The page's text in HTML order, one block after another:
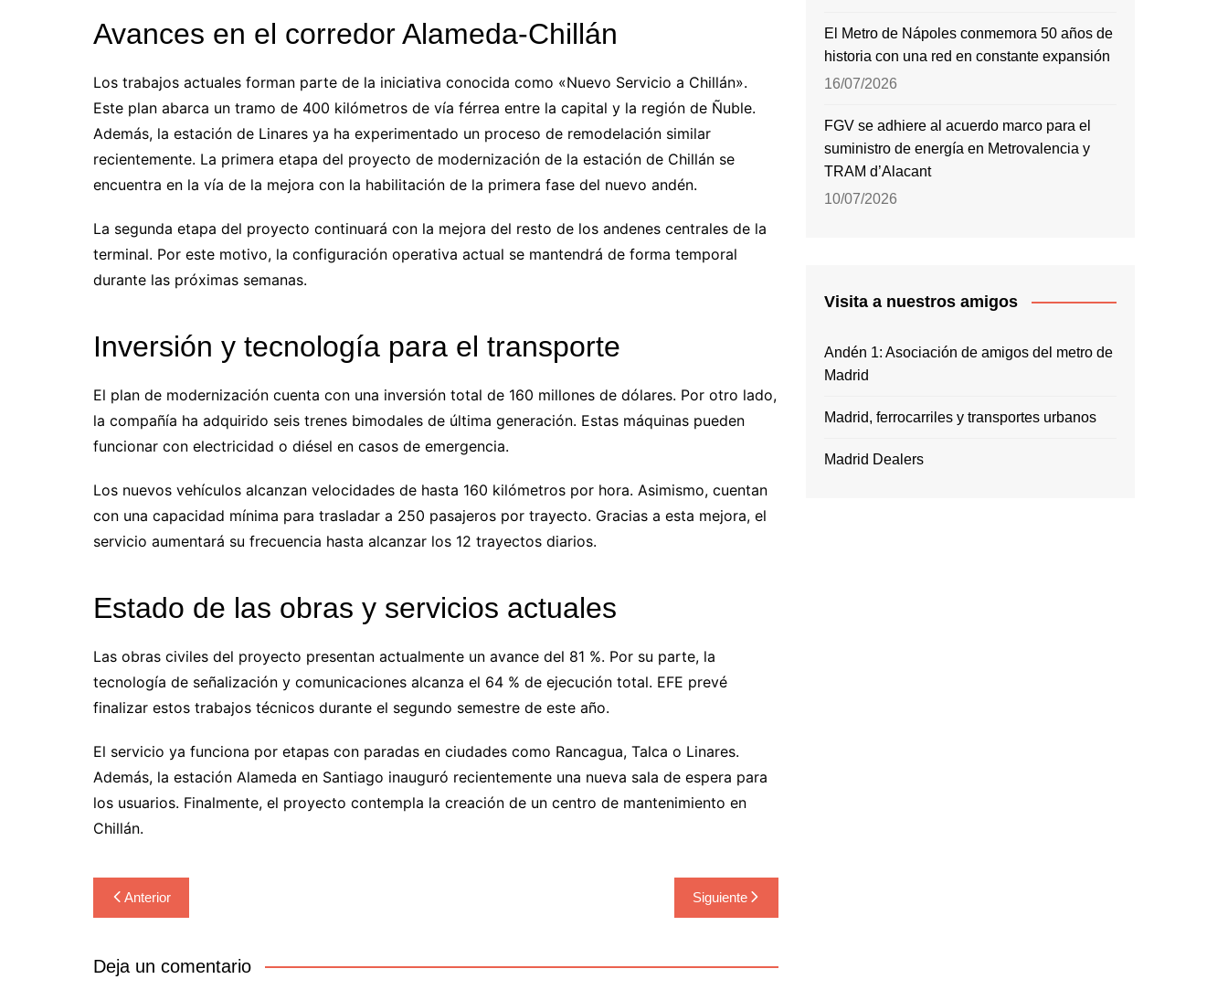
Avances en el corredor Alameda-Chillán
Los trabajos actuales forman parte de la iniciativa conocida como «Nuevo Servicio a Chillán».
Este plan abarca un tramo de 400 kilómetros de vía férrea entre la capital y la región de Ñuble.
Además, la estación de Linares ya ha experimentado un proceso de remodelación similar
recientemente. La primera etapa del proyecto de modernización de la estación de Chillán se
encuentra en la vía de la mejora con la habilitación de la primera fase del nuevo andén.
La segunda etapa del proyecto continuará con la mejora del resto de los andenes centrales de la
terminal. Por este motivo, la configuración operativa actual se mantendrá de forma temporal
durante las próximas semanas.
Inversión y tecnología para el transporte
El plan de modernización cuenta con una inversión total de 160 millones de dólares. Por otro lado,
la compañía ha adquirido seis trenes bimodales de última generación. Estas máquinas pueden
funcionar con electricidad o diésel en casos de emergencia.
Los nuevos vehículos alcanzan velocidades de hasta 160 kilómetros por hora. Asimismo, cuentan
con una capacidad mínima para trasladar a 250 pasajeros por trayecto. Gracias a esta mejora, el
servicio aumentará su frecuencia hasta alcanzar los 12 trayectos diarios.
Estado de las obras y servicios actuales
Las obras civiles del proyecto presentan actualmente un avance del 81 %. Por su parte, la
tecnología de señalización y comunicaciones alcanza el 64 % de ejecución total. EFE prevé
finalizar estos trabajos técnicos durante el segundo semestre de este año.
El servicio ya funciona por etapas con paradas en ciudades como Rancagua, Talca o Linares.
Además, la estación Alameda en Santiago inauguró recientemente una nueva sala de espera para
los usuarios. Finalmente, el proyecto contempla la creación de un centro de mantenimiento en
Chillán.
Navegación
de
entradas
Anterior Siguiente
Deja un comentario
El Metro de Nápoles conmemora 50 años de
historia con una red en constante expansión
16/07/2026
FGV se adhiere al acuerdo marco para el
suministro de energía en Metrovalencia y
TRAM d’Alacant
10/07/2026
Visita a nuestros amigos
Andén 1: Asociación de amigos del metro de
Madrid
Madrid, ferrocarriles y transportes urbanos
Madrid Dealers